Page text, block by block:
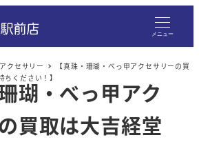
メニュー
アクセサリー
【真珠・珊瑚・べっ甲アクセサリーの買
ください！】
瑚・べっ甲アク
買取は大吉経堂